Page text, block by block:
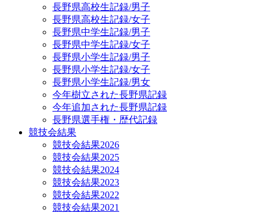
長野県高校生記録/男子
長野県高校生記録/女子
長野県中学生記録/男子
長野県中学生記録/女子
長野県小学生記録/男子
長野県小学生記録/女子
長野県小学生記録/男女
今年樹立された長野県記録
今年追加された長野県記録
長野県選手権・歴代記録
競技会結果
競技会結果2026
競技会結果2025
競技会結果2024
競技会結果2023
競技会結果2022
競技会結果2021